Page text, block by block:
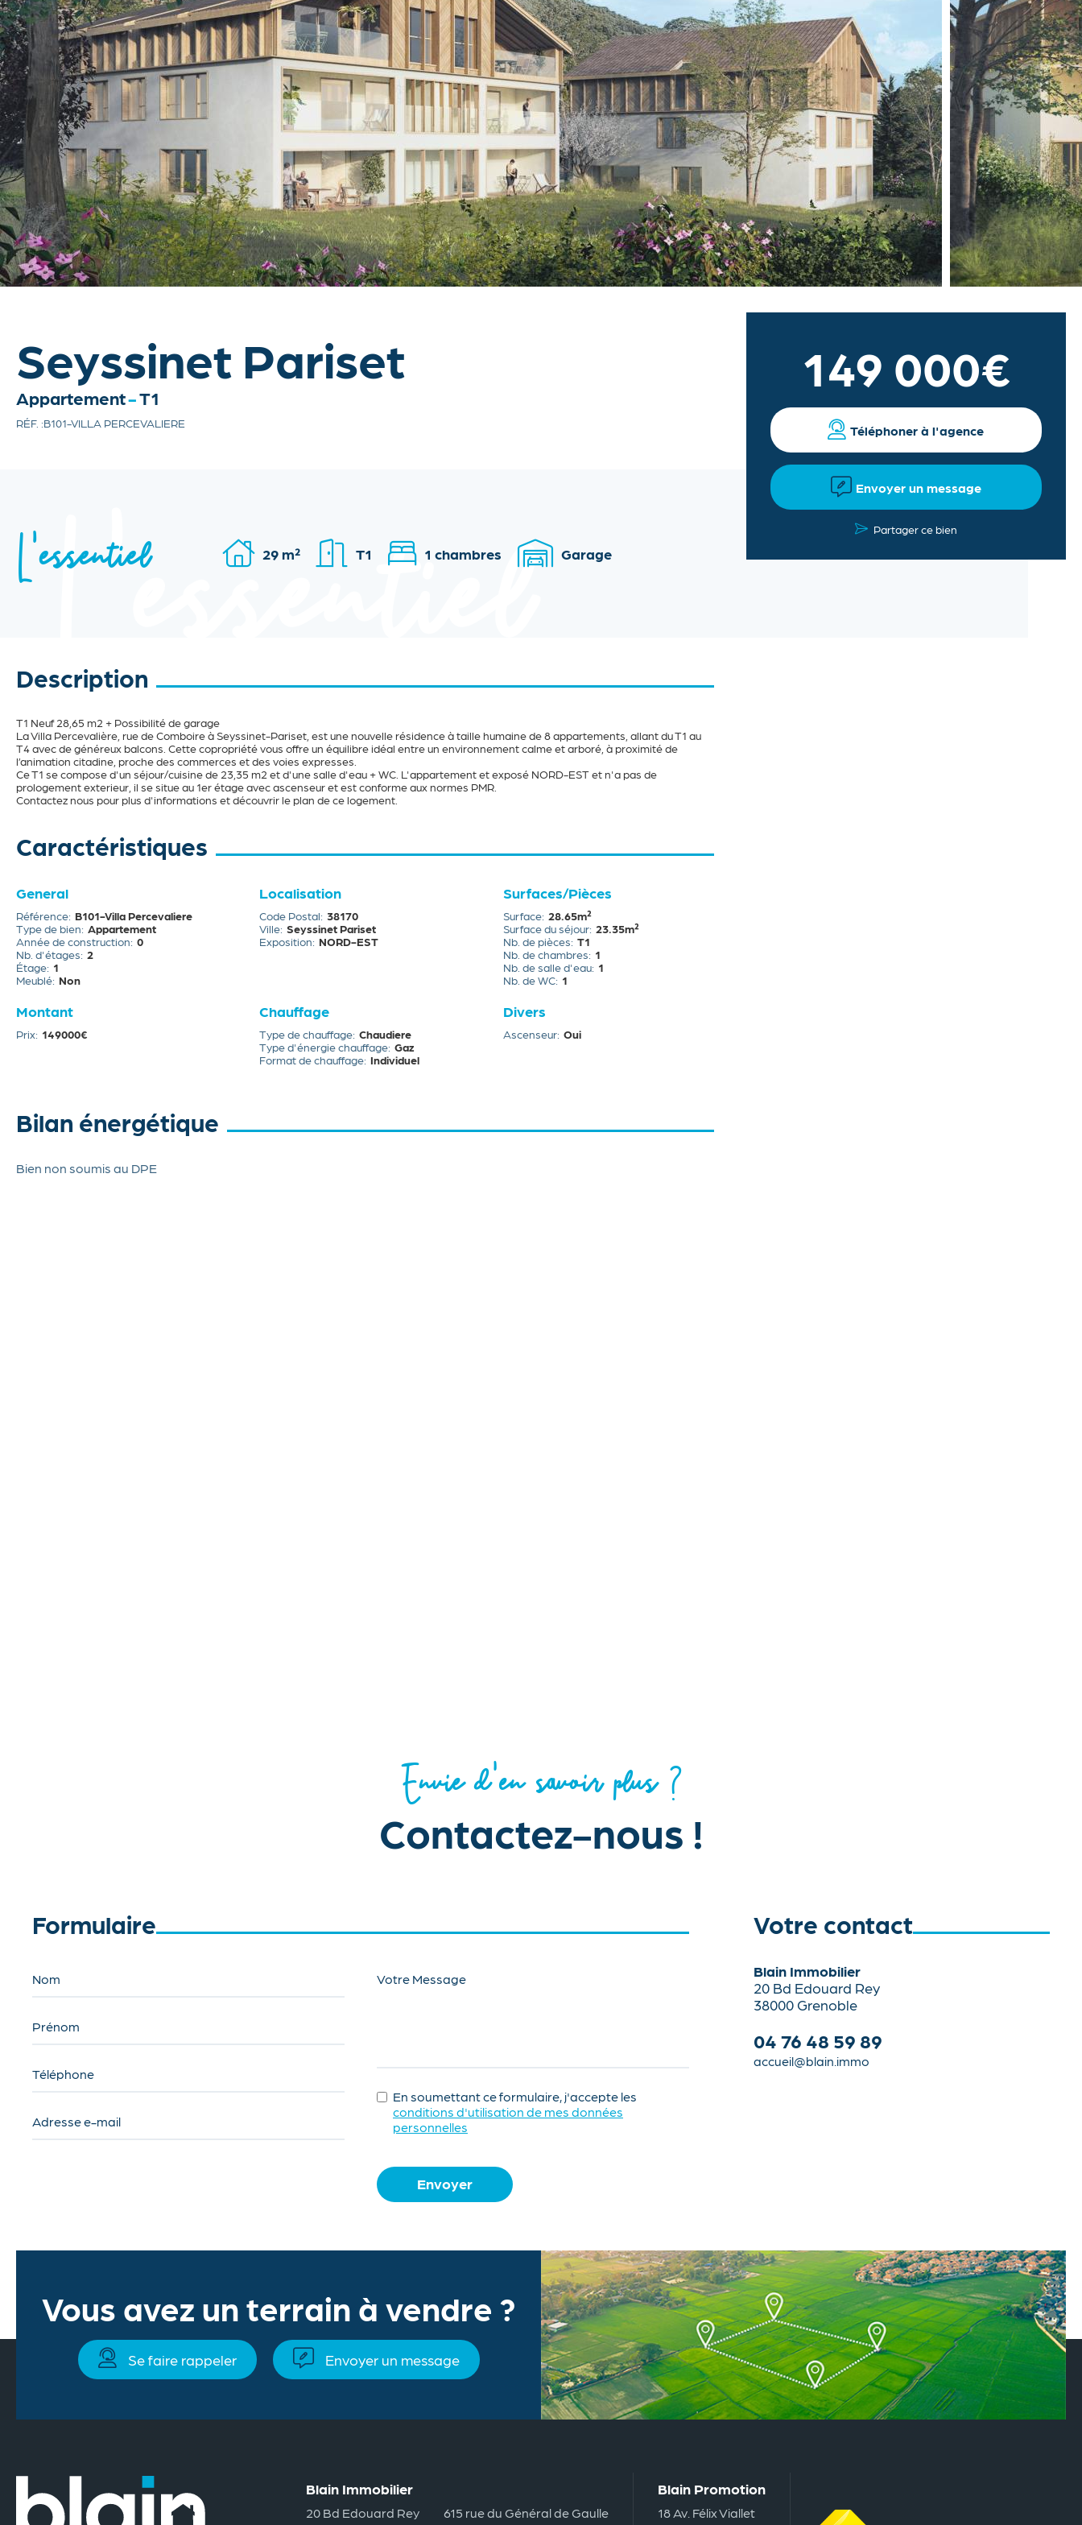
Promalpa : une
nouvelle
dimension pour
l’immobilier neuf
à Grenoble
03 AVRIL 2026
Lire l'article
faut savoir de la
nouvelle loi
Jeanbrun
24 MARS 2026
Lire l'article
Nos services
Notre histoire
Offres du moment
Actualités
Contact
Seyssinet Pariset
Appartement T1
RÉF. :B101-VILLA PERCEVALIERE
L'essentiel 29 m² T1 1 chambres Garage
Description
T1 Neuf 28,65 m2 + Possibilité de garage
La Villa Percevalière, rue de Comboire à Seyssinet-Pariset, est une nouvelle résidence à taille humaine de 8 appartements, allant du T1 au
T4 avec de généreux balcons. Cette copropriété vous offre un équilibre idéal entre un environnement calme et arboré, à proximité de
l’animation citadine, proche des commerces et des voies expresses.
Ce T1 se compose d'un séjour/cuisine de 23,35 m2 et d'une salle d'eau + WC. L'appartement et exposé NORD-EST et n'a pas de
prologement exterieur, il se situe au 1er étage avec ascenseur et est conforme aux normes PMR.
Contactez nous pour plus d'informations et découvrir le plan de ce logement.
Caractéristiques
General
Référence B101-Villa Percevaliere
Type de bien
Appartement
Année de construction 0
Nb. d'étages
2
Étage 1
Meublé Non
Localisation
Code Postal
38170
Ville Seyssinet Pariset
Exposition
NORD-EST
Surfaces/Pièces
Surface 28.65m²
Surface du séjour 23.35m²
Nb. de pièces T1
Nb. de chambres
1
Nb. de salle d'eau 1
Nb. de WC 1
Montant
Prix 149000€
Chauffage
Type de chauffage Chaudiere
Type d'énergie chauffage Gaz
Format de chauffage Individuel
Divers
Ascenseur Oui
Bilan énergétique
Bien non soumis au DPE
149 000€
Téléphoner à l'agence
Envoyer un message
Partager ce bien
Envie d'en savoir plus ?
Contactez-nous !
Formulaire
En soumettant ce formulaire, j'accepte les
conditions d'utilisation de mes données
personnelles
Envoyer
Votre contact
Blain Immobilier
20 Bd Edouard Rey
38000 Grenoble
04 76 48 59 89
accueil@blain.immo
Vous avez un terrain à vendre ?
Se faire rappeler Envoyer un message
Blain Immobilier
20 Bd Edouard Rey
615 rue du Général de Gaulle
Blain Promotion
18 Av. Félix Viallet